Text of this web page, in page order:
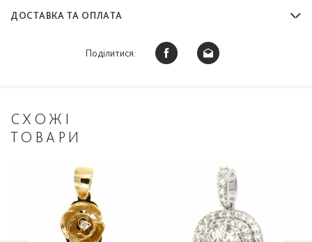
ДОСТАВКА ТА ОПЛАТА
Поділитися:
СХОЖІ
ТОВАРИ